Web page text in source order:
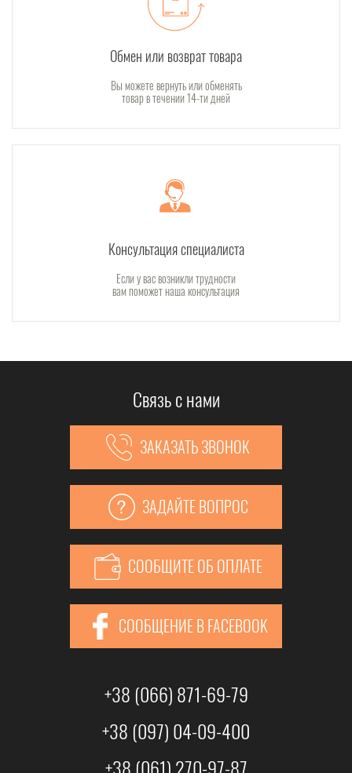
Обмен или возврат товара
Вы можете вернуть или обменять
товар в течении 14-ти дней
Консультация специалиста
Если у вас возникли трудности
вам поможет наша консультация
Связь с нами
ЗАКАЗАТЬ ЗВОНОК
ЗАДАЙТЕ ВОПРОС
СООБЩИТЕ ОБ ОПЛАТЕ
СООБЩЕНИЕ В FACEBOOK
+38 (066) 871-69-79
+38 (097) 04-09-400
+38 (061) 270-97-87